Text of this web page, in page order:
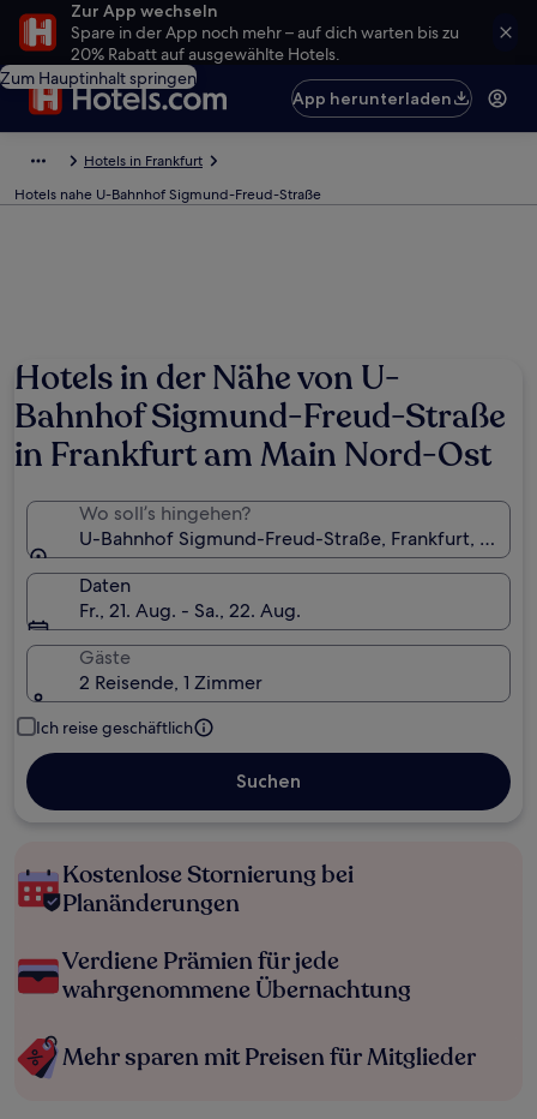
Zur App wechseln
Spare in der App noch mehr – auf dich warten bis zu
20% Rabatt auf ausgewählte Hotels.
Zum Hauptinhalt springen
App herunterladen
Hotels in Frankfurt
Hotels nahe U-Bahnhof Sigmund-Freud-Straße
Hotels in der Nähe von U-
Bahnhof Sigmund-Freud-Straße
in Frankfurt am Main Nord-Ost
Wo soll’s hingehen?
U-Bahnhof Sigmund-Freud-Straße, Frankfurt,
Daten
Fr., 21. Aug. - Sa., 22. Aug.
Gäste
2 Reisende, 1 Zimmer
Ich reise geschäftlich
Suchen
Kostenlose Stornierung bei
Planänderungen
Verdiene Prämien für jede
wahrgenommene Übernachtung
Mehr sparen mit Preisen für Mitglieder